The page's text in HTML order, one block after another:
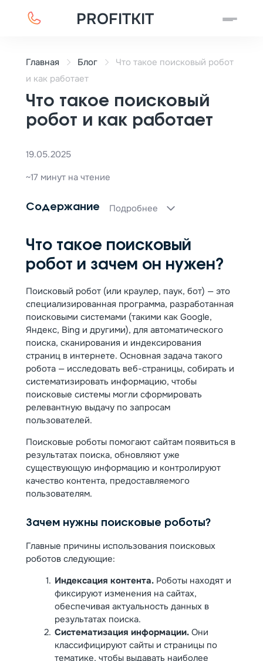
PROFITKIT
Главная Блог
Что такое поисковый робот
и как работает
Что такое поисковый
робот и как работает
19.05.2025
~17 минут на чтение
Содержание Подробнее
Что такое поисковый
робот и зачем он нужен?
Поисковый робот (или краулер, паук, бот) — это
специализированная программа, разработанная
поисковыми системами (такими как Google,
Яндекс, Bing и другими), для автоматического
поиска, сканирования и индексирования
страниц в интернете. Основная задача такого
робота — исследовать веб-страницы, собирать и
систематизировать информацию, чтобы
поисковые системы могли сформировать
релевантную выдачу по запросам
пользователей.
Поисковые роботы помогают сайтам появиться в
результатах поиска, обновляют уже
существующую информацию и контролируют
качество контента, предоставляемого
пользователям.
Зачем нужны поисковые роботы?
Главные причины использования поисковых
роботов следующие:
Индексация контента. Роботы находят и
фиксируют изменения на сайтах,
обеспечивая актуальность данных в
результатах поиска.
Систематизация информации. Они
классифицируют сайты и страницы по
тематике, чтобы выдавать наиболее